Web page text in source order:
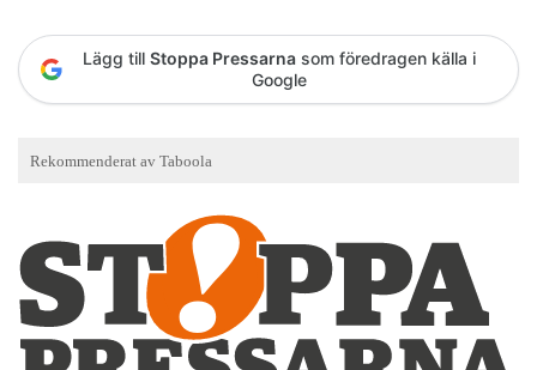
Lägg till Stoppa Pressarna som föredragen källa i
Google